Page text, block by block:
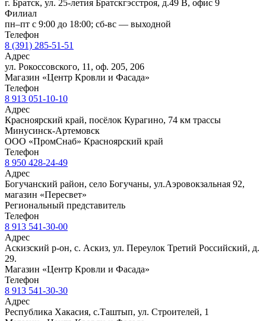
г. Братск, ул. 25-летия Братскгэсстроя, д.49 В, офис 9
Филиал
пн–пт с 9:00 до 18:00; сб-вс — выходной
Телефон
8 (391) 285-51-51
Адрес
ул. Рокоссовского, 11, оф. 205, 206
Магазин «Центр Кровли и Фасада»
Телефон
8 913 051-10-10
Адрес
Красноярский край, посёлок Курагино, 74 км трассы
Минусинск-Артемовск
ООО «ПромСнаб» Красноярский край
Телефон
8 950 428-24-49
Адрес
Богучанский район, село Богучаны, ул.Аэровокзальная 92,
магазин «Пересвет»
Региональный представитель
Телефон
8 913 541-30-00
Адрес
Аскизский р-он, с. Аскиз, ул. Переулок Третий Российский, д.
29.
Магазин «Центр Кровли и Фасада»
Телефон
8 913 541-30-30
Адрес
Республика Хакасия, с.Таштып, ул. Строителей, 1